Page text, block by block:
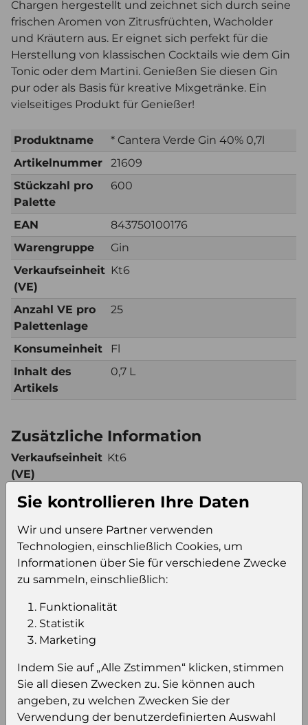
Chargen hergestellt und zeichnet sich durch seine
frischen Aromen von Zitrusfrüchten, Wacholder
und Kräutern aus. Er eignet sich perfekt für die
Herstellung von klassischen Cocktails wie dem Gin
Tonic oder dem Martini. Genießen Sie diesen Gin
pur oder als Basis für kreative Mixgetränke. Ein
vielseitiges Produkt für Genießer!
Produktname
* Cantera Verde Gin 40% 0,7l
Artikelnummer
21609
Stückzahl pro
Palette
600
EAN
843750100176
Warengruppe
Gin
Verkaufseinheit
(VE)
Kt6
Anzahl VE pro
Palettenlage
25
Konsumeinheit
Fl
Inhalt des
Artikels
0,7 L
Zusätzliche Information
Verkaufseinheit
(VE)
Kt6
Verkaufseinheit
pro Palette
100
Konsumeinheit Fl
Stückzahl pro
Palette
600
Einloggen um den Preis zu
Sie müssen eingeloggt sein, um Preise zu
sehen und/oder dieses Produkt zu kaufen.
Einloggen Anmeldung für B2B Konto
Sie kontrollieren Ihre Daten
Wir und unsere Partner verwenden
Technologien, einschließlich Cookies, um
Informationen über Sie für verschiedene Zwecke
zu sammeln, einschließlich:
Funktionalität
Statistik
Marketing
Indem Sie auf „Alle Zstimmen“ klicken, stimmen
Sie all diesen Zwecken zu. Sie können auch
angeben, zu welchen Zwecken Sie der
Verwendung der benutzerdefinierten Auswahl